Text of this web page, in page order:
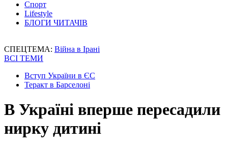
Спорт
Lifestyle
БЛОГИ ЧИТАЧІВ
СПЕЦТЕМА: Війна в Ірані
ВСІ ТЕМИ
Вступ України в ЄС
Теракт в Барселоні
В Україні вперше пересадили
нирку дитині